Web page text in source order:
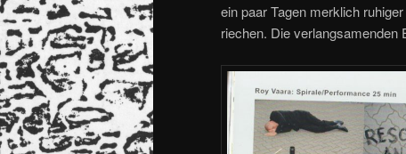
ein paar Tagen merklich
riechen. Die verlangsamenden